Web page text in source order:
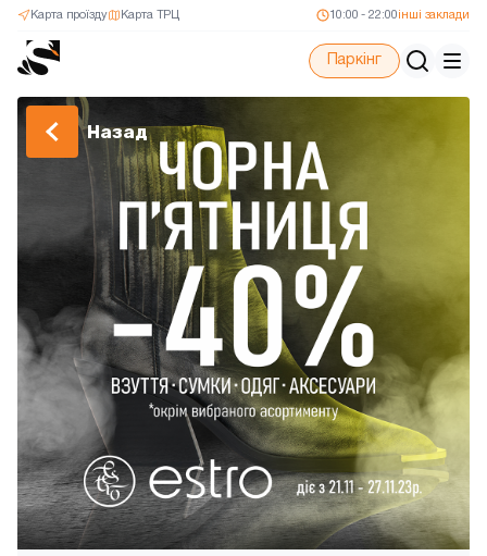
Карта ТРЦ
Карта проїзду 10:00 - 22:00 інші заклади
Паркінг
Назад